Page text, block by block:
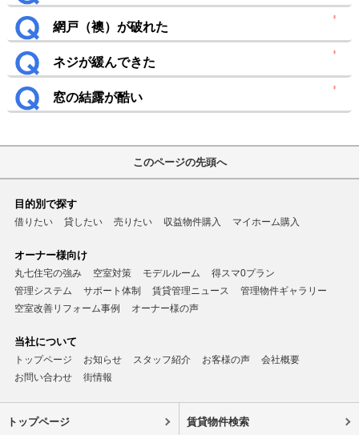
網戸（襖）が破れた
ネジが緩んできた
窓の結露が酷い
このページの先頭へ
目的別で探す
借りたい 貸したい 売りたい 収益物件購入 マイホーム購入
オーナー様向け
丸七住宅の強み 空室対策 モデルルーム
得スマ0プラン
管理システム
サポート体制 賃貸管理ニュース
管理物件ギャラリー
空室改善リフォーム事例
オーナー様の声
当社について
トップページ お知らせ スタッフ紹介 お客様の声
会社概要
お問い合わせ
街情報
トップページ 賃貸物件検索